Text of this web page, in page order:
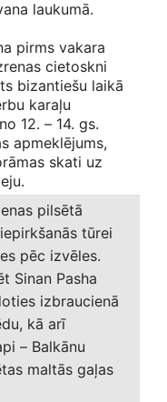
laukumā.
pirms vakara
cietoskni
bizantiešu laikā
karaļu
12. – 14. gs.
apmeklējums,
skati uz
pilsētā
tūrei
pēc izvēles.
Sinan Pasha
izbraucienā
kā arī
– Balkānu
maltās gaļas